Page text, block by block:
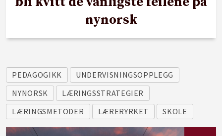
nynorsk
PEDAGOGIKK
UNDERVISNINGSOPPLEGG
NYNORSK
LÆRINGSSTRATEGIER
LÆRINGSMETODER
LÆRERYRKET SKOLE